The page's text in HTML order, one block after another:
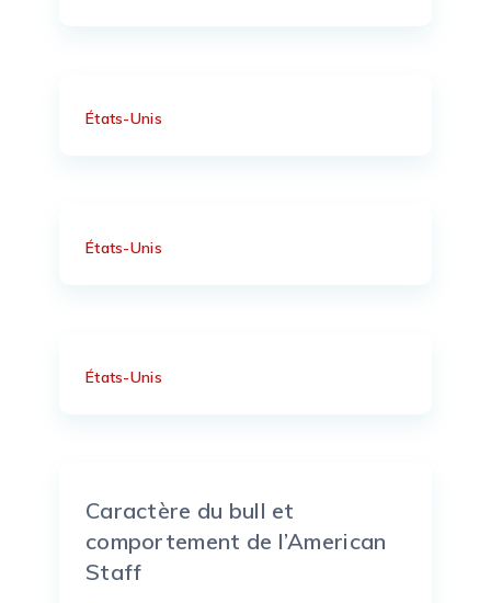
États-Unis
États-Unis
États-Unis
Caractère du bull et
comportement de l’American
Staff